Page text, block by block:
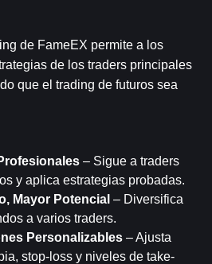
de FameEX permite a los
de los traders principales
que el trading de futuros sea
– Sigue a traders
y aplica estrategias probadas.
Mayor Potencial – Diversifica
a varios traders.
Personalizables – Ajusta
stop-loss y niveles de take-